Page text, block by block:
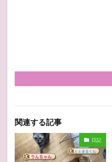
関連する記事
日記